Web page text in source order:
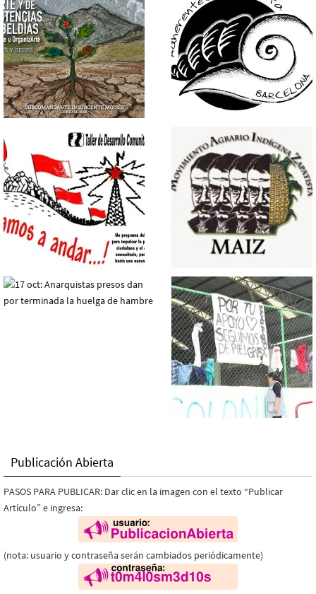
Publicación Abierta
PASOS PARA PUBLICAR: Dar clic en la imagen con el texto “Publicar
Artículo” e ingresa:
(nota: usuario y contraseña serán cambiados periódicamente)